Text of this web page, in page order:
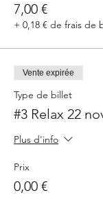
7,00 €
+ 0,18 € de frais de
Vente expirée
Type de billet
#3 Relax 22
Plus d'info
Prix
0,00 €